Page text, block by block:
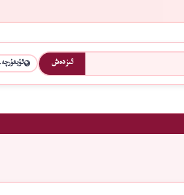
ئىزدەش ئۇيغۇرچە